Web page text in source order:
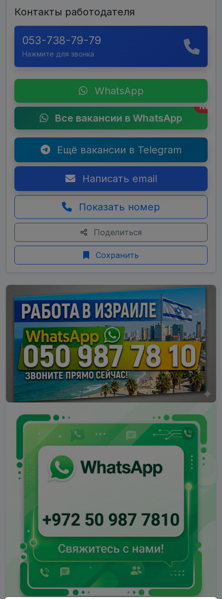
Контакты работодателя
053-738-79-79
Нажмите для звонка
WhatsApp
Все вакансии в WhatsApp
New
Ещё вакансии в Telegram
Написать email
Показать номер
Поделиться
Сохранить